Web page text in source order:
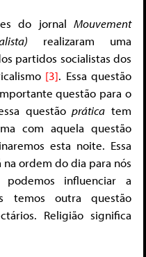
do jornal Mouvement
realizaram uma
partidos socialistas dos
[3]. Essa questão
questão para o
questãoprática tem
com aquela questão
esta noite. Essa
ordem do dia para nós
influenciar a
temos outra questão
Religião significa